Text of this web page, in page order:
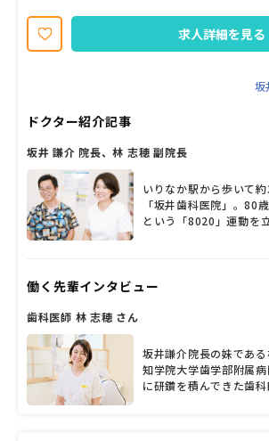
病院の中では経験できないキャリアを積んでい
す。少しでも興味が湧いたらぜひ気軽にご相談
求人詳細を見る
坂
ドクター紹介記事
坂井 謙介 院長、林 志穂 副院長
いりなか駅から歩いて
「坂井歯科医院」。80
という「8020」運動を
献したいという信念の
診療や訪問診療にも注
ることにも重きを置い
す言葉の端々からは、地
い想いや歯科診療に真
働く先輩インタビュー
歯科医師 林 志穂 さん
坂井謙介院長の妹であ
知学院大学歯学部附属
に研鑽を積んできた歯